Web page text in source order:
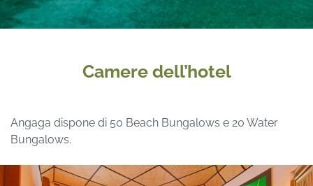
Camere dell’hotel
Angaga dispone di 50 Beach Bungalows e 20 Water
Bungalows.